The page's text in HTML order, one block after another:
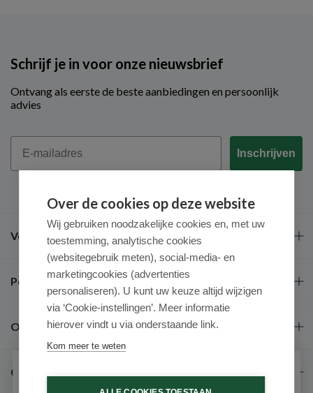
Schrijf je in voor onze nieuwsbrief
Ontvang als eerste de beste aanbiedingen en persoonlijk
advies
Email
Inschrijven
Veel gestelde vragen
Populaire merken
Over ons
Contact
Over de cookies op deze website
Wij gebruiken noodzakelijke cookies en, met uw
toestemming, analytische cookies
(websitegebruik meten), social-media- en
marketingcookies (advertenties
personaliseren). U kunt uw keuze altijd wijzigen
via ‘Cookie-instellingen’. Meer informatie
hierover vindt u via onderstaande link.
Kom meer te weten
Schrijf je in voor onze nieuwsbrief